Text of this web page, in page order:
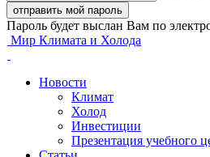
Пароль будет выслан Вам по
Мир Климата и Холода
Новости
Климат
Холод
Инвестиции
Презентация учебного